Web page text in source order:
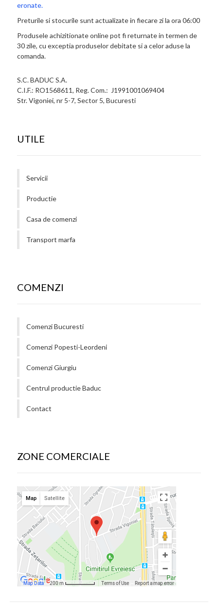
eronate.
Preturile si stocurile sunt actualizate in fiecare zi la ora 06:00
Produsele achizitionate online pot fi returnate in termen de
30 zile, cu exceptia produselor debitate si a celor aduse la
comanda.
S.C. BADUC S.A.
C.I.F.: RO1568611, Reg. Com.: J1991001069404
Str. Vigoniei, nr 5-7, Sector 5, Bucuresti
UTILE
Servicii
Productie
Casa de comenzi
Transport marfa
COMENZI
Comenzi Bucuresti
Comenzi Popesti-Leordeni
Comenzi Giurgiu
Centrul productie Baduc
Contact
ZONE COMERCIALE